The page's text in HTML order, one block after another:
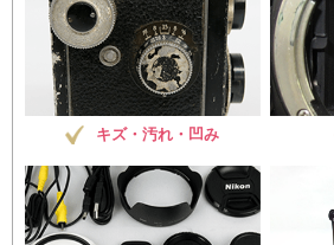
キズ・汚れ・凹み